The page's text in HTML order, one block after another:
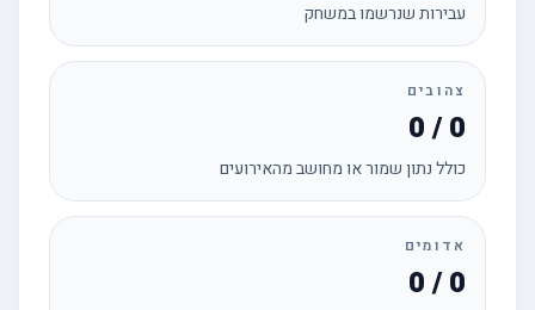
עבירות שנרשמו במשחק
צהובים
0 / 0
כולל נתון שמור או מחושב מהאירועים
אדומים
0 / 0